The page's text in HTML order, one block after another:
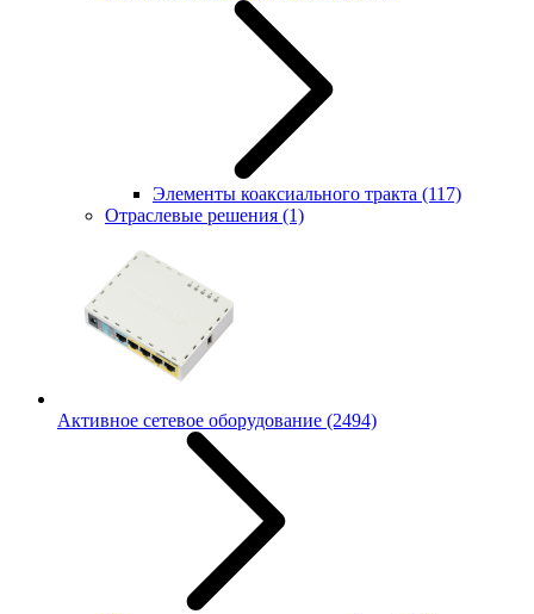
Элементы коаксиального тракта (117)
Отраслевые решения (1)
Активное сетевое оборудование (2494)